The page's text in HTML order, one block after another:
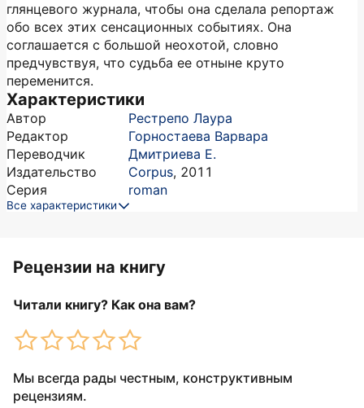
глянцевого журнала, чтобы она сделала репортаж
обо всех этих сенсационных событиях. Она
соглашается с большой неохотой, словно
предчувствуя, что судьба ее отныне круто
переменится.
Характеристики
Автор
Рестрепо Лаура
Редактор
Горностаева Варвара
Переводчик
Дмитриева Е.
Издательство
Corpus, 2011
Серия
roman
Все характеристики
Рецензии на книгу
Читали книгу? Как она вам?
Мы всегда рады честным, конструктивным
рецензиям.